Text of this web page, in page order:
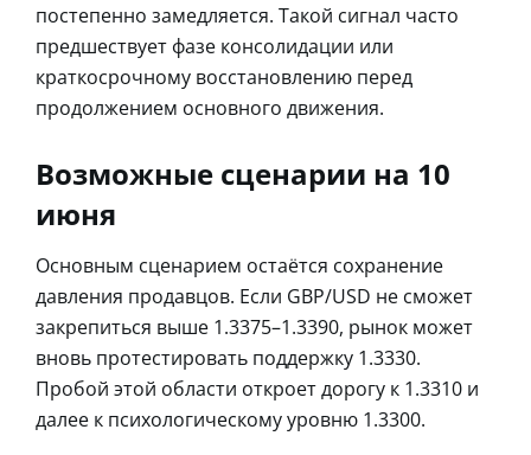
постепенно замедляется. Такой сигнал часто
предшествует фазе консолидации или
краткосрочному восстановлению перед
продолжением основного движения.
Возможные сценарии на 10
июня
Основным сценарием остаётся сохранение
давления продавцов. Если GBP/USD не сможет
закрепиться выше 1.3375–1.3390, рынок может
вновь протестировать поддержку 1.3330.
Пробой этой области откроет дорогу к 1.3310 и
далее к психологическому уровню 1.3300.